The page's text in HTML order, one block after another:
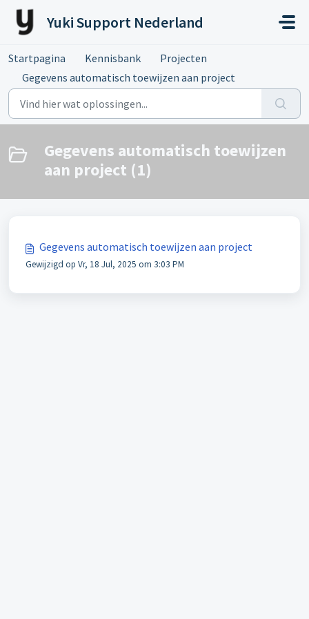
Doorgaan naar hoofdinhoud
Yuki Support Nederland
Startpagina Kennisbank
Projecten
Gegevens automatisch toewijzen aan project
Gegevens automatisch toewijzen
aan project (1)
Gegevens automatisch toewijzen aan project
Gewijzigd op Vr, 18 Jul, 2025 om 3:03 PM